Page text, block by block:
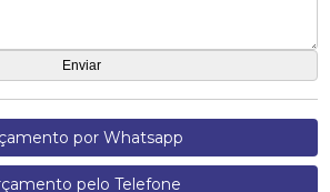
por Whatsapp
pelo Telefone